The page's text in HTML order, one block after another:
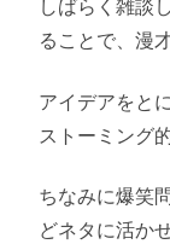
しばらく雑談
ることで、漫
アイデアをと
ストーミング
ちなみに爆笑
どネタに活か